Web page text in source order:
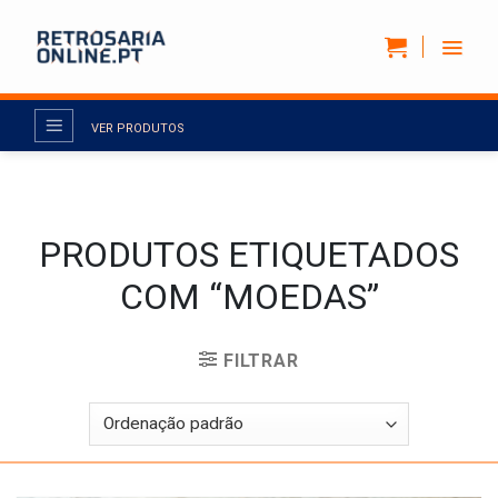
content
VER PRODUTOS
PRODUTOS ETIQUETADOS
COM “MOEDAS”
FILTRAR